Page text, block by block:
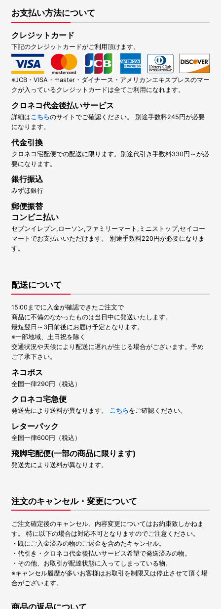
お支払い方法について
クレジットカード
下記のクレジットカードがご利用頂けます。
※JCB・VISA・master・ダイナース・アメリカンエキスプレスのマー
クが入っているクレジットカードは全てご利用になれます。
クロネコ代金後払いサービス
詳細はこちらのサイトでご確認ください。 別途手数料245円が必要
になります。
代金引換
クロネコ宅配便での配送に限ります。別途代引き手数料330円～が必
要になります。
銀行振込
みずほ銀行
郵便振替
コンビニ払い
セブンイレブン,ローソン,ファミリーマート,ミニストップ,セイコー
マートでお支払いいただけます。 別途手数料220円が必要になりま
す。
配送について
15:00までに入金が確認できたご注文で
商品に不備のなかったものは当日中に発送いたします。
最短翌日～3日前後にお届け予定となります。
※一部地域、土日祝を除く
交通状況や天候により配送に遅れが生じる場合がございます。予め
ご了承下さい。
ネコポス
全国一律290円（税込）
クロネコ宅急便
発送先により送料が異なります。 こちらをご確認ください。
レターパック
全国一律600円（税込）
飛脚宅配便(一部の商品に限ります)
発送先により送料が異なります。
注文のキャンセル・変更について
ご注文確定後のキャンセル、内容変更についてはお約束致しかねま
す。 特に以下の場合は対応不可となりますのでご注意ください。
・既にご入金済みの物のご返金を含めたキャンセル。
・代引き・クロネコ代金後払いサービス希望で発送済みの物。
・その他、お取引が配達状態に入ってしまっている物。
※キャンセル履歴が多いお客様はお取引を制限又は停止させて頂く場
合がございます。
商品の返品について